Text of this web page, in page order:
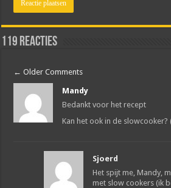
119 reacties
← Older Comments
Mandy
Bedankt voor het recept
Kan het ook in de
Sjoerd
Het spijt me, Mandy,
met slow cookers (ik